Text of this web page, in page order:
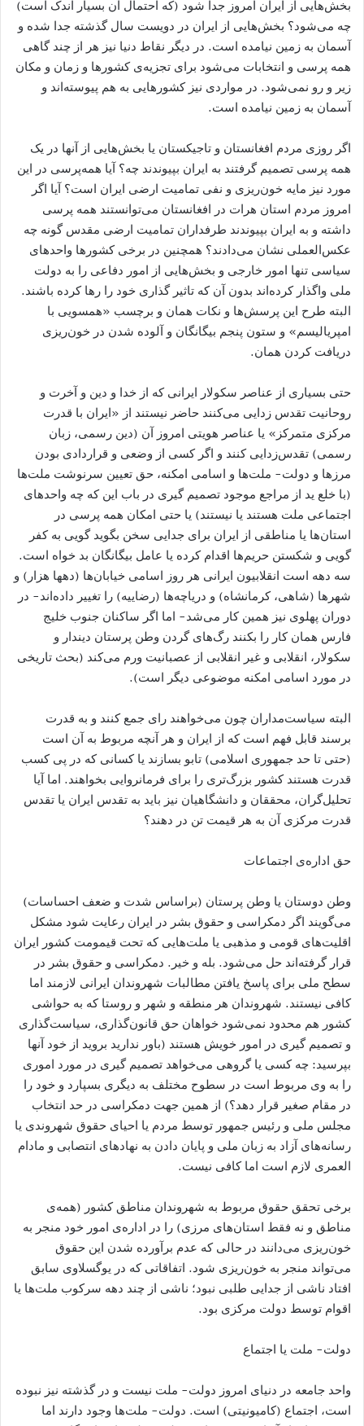
بخش‌هایی از ایران امروز جدا شود (که احتمال آن بسیار اندک است)
چه می‌شود؟ بخش‌هایی از ایران در دویست سال گذشته جدا شده و
آسمان به زمین نیامده است. در دیگر نقاط دنیا نیز هر از چند گاهی
همه پرسی و انتخابات می‌شود برای تجزیه‌ی کشورها و زمان و مکان
زیر و رو نمی‌شود. در مواردی نیز کشورهایی به هم پیوسته‌اند و
آسمان به زمین نیامده است.
اگر روزی مردم افغانستان و تاجیکستان یا بخش‌هایی از آنها در یک
همه پرسی تصمیم گرفتند به ایران بپیوندند چه؟ آیا همه‌پرسی در این
مورد نیز مایه خون‌ریزی و نفی تمامیت ارضی ایران است؟ آیا اگر
امروز مردم استان هرات در افغانستان می‌توانستند همه پرسی
داشته و به ایران بپیوندند طرفداران تمامیت ارضی مقدس گونه چه
عکس‌العملی نشان می‌دادند؟ همچنین در برخی کشورها واحدهای
سیاسی تنها امور خارجی و بخش‌هایی از امور دفاعی را به دولت
ملی واگذار کرده‌اند بدون آن که تاثیر گذاری خود را رها کرده باشند.
البته طرح این پرسش‌ها و نکات همان و برچسب «همسویی با
امپریالیسم» و ستون پنجم بیگانگان و آلوده شدن در خون‌ریزی
دریافت کردن همان.
حتی بسیاری از عناصر سکولار ایرانی که از خدا و دین و آخرت و
روحانیت تقدس زدایی می‌کنند حاضر نیستند از «ایران با قدرت
مرکزی متمرکز» یا عناصر هویتی امروز آن (دین رسمی، زبان
رسمی) تقدس‌زدایی کنند و اگر کسی از وضعی و قراردادی بودن
مرزها و دولت- ملت‌ها و اسامی امکنه، حق تعیین سرنوشت ملت‌ها
(با خلع ید از مراجع موجود تصمیم گیری در باب این که چه واحدهای
اجتماعی ملت هستند یا نیستند) یا حتی امکان همه پرسی در
استان‌ها یا مناطقی از ایران برای جدایی سخن بگوید گویی به کفر
گویی و شکستن حریم‌ها اقدام کرده یا عامل بیگانگان بد خواه است.
سه دهه است انقلابیون ایرانی هر روز اسامی خیابان‌ها (دهها هزار) و
شهرها (شاهی، کرمانشاه) و دریاچه‌ها (رضاییه) را تغییر داده‌اند- در
دوران پهلوی نیز همین کار می‌شد- اما اگر ساکنان جنوب خلیج
فارس همان کار را بکنند رگ‌های گردن وطن پرستان دیندار و
سکولار، انقلابی و غیر انقلابی از عصبانیت ورم می‌کند (بحث تاریخی
در مورد اسامی امکنه موضوعی دیگر است).
البته سیاست‌مداران چون می‌خواهند رای جمع کنند و به قدرت
برسند قابل فهم است که از ایران و هر آنچه مربوط به آن است
(حتی تا حد جمهوری اسلامی) تابو بسازند یا کسانی که در پی کسب
قدرت هستند کشور بزرگ‌تری را برای فرمانروایی بخواهند. اما آیا
تحلیل‌گران، محققان و دانشگاهیان نیز باید به تقدس ایران یا تقدس
قدرت مرکزی آن به هر قیمت تن در دهند؟
حق اداره‌ی اجتماعات
وطن دوستان یا وطن پرستان (براساس شدت و ضعف احساسات)
می‌گویند اگر دمکراسی و حقوق بشر در ایران رعایت شود مشکل
اقلیت‌های قومی و مذهبی یا ملت‌هایی که تحت قیمومت کشور ایران
قرار گرفته‌اند حل می‌شود. بله و خیر. دمکراسی و حقوق بشر در
سطح ملی برای پاسخ یافتن مطالبات شهروندان ایرانی لازمند اما
کافی نیستند. شهروندان هر منطقه و شهر و روستا که به حواشی
کشور هم محدود نمی‌شود خواهان حق قانون‌گذاری، سیاست‌گذاری
و تصمیم گیری در امور خویش هستند (باور ندارید بروید از خود آنها
بپرسید: چه کسی یا گروهی می‌خواهد تصمیم گیری در مورد اموری
را به وی مربوط است در سطوح مختلف به دیگری بسپارد و خود را
در مقام صغیر قرار دهد؟) از همین جهت دمکراسی در حد انتخاب
مجلس ملی و رئیس جمهور توسط مردم یا احیای حقوق شهروندی یا
رسانه‌های آزاد به زبان ملی و پایان دادن به نهادهای انتصابی و مادام
العمری لازم است اما کافی نیست.
برخی تحقق حقوق مربوط به شهروندان مناطق کشور (همه‌ی
مناطق و نه فقط استان‌های مرزی) را در اداره‌ی امور خود منجر به
خون‌ریزی می‌دانند در حالی که عدم برآورده شدن این حقوق
می‌تواند منجر به خون‌ریزی شود. اتفاقاتی که در یوگسلاوی سابق
افتاد ناشی از جدایی طلبی نبود؛ ناشی از چند دهه سرکوب ملت‌ها یا
اقوام توسط دولت مرکزی بود.
دولت- ملت یا اجتماع
واحد جامعه در دنیای امروز دولت- ملت نیست و در گذشته نیز نبوده
است، اجتماع (کامیونیتی) است. دولت- ملت‌ها وجود دارند اما